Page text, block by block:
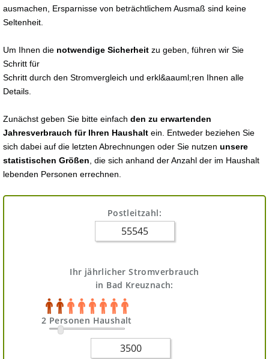
ausmachen, Ersparnisse von beträchtlichem Ausmaß sind keine
Seltenheit.
Um Ihnen die notwendige Sicherheit zu geben, führen wir Sie
Schritt für
Schritt durch den Stromvergleich und erkl&aauml;ren Ihnen alle
Details.
Zunächst geben Sie bitte einfach den zu erwartenden
Jahresverbrauch für Ihren Haushalt ein. Entweder beziehen Sie
sich dabei auf die letzten Abrechnungen oder Sie nutzen unsere
statistischen Größen , die sich anhand der Anzahl der im Haushalt
lebenden Personen errechnen.
Postleitzahl:
Ihr jährlicher Stromverbrauch
in Bad Kreuznach:
2 Personen Haushalt